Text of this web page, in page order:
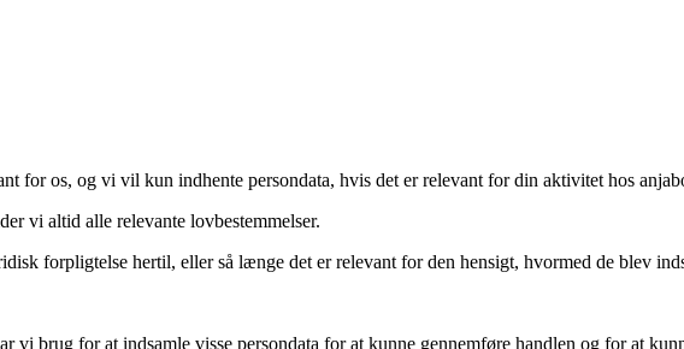
for os, og vi vil kun indhente persondata, hvis det er relevant for din aktivitet hos
vi altid alle relevante lovbestemmelser.
forpligtelse hertil, eller så længe det er relevant for den hensigt, hvormed de blev
vi brug for at indsamle visse persondata for at kunne gennemføre handlen og for at